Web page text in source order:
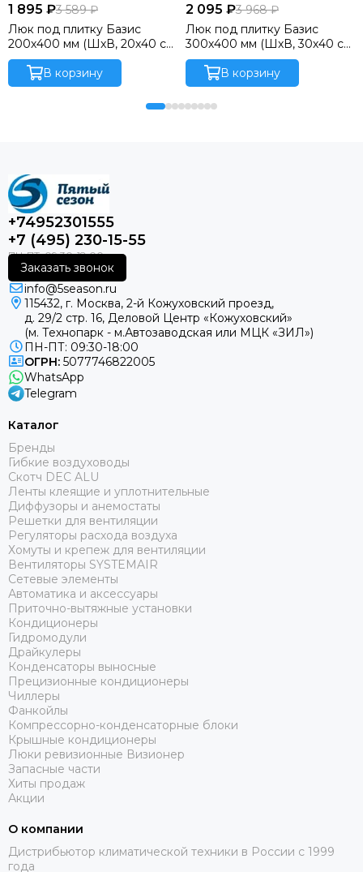
1 895 ₽3 589 ₽
Люк под плитку Базис
200х400 мм (ШxВ, 20х40 см)
нажимной, со съемной
дверцей и уплотнителем,
алюминиевый
В корзину
2 095 ₽3 968 ₽
Люк под плитку Базис
300х400 мм (ШxВ, 30х40 см)
со съемной дверцей и
уплотнителем,
алюминиевый
В корзину
+74952301555
+7 (495) 230-15-55
Заказать звонок
info@5season.ru
115432, г. Москва, 2-й Кожуховский проезд,
д. 29/2 стр. 16, Деловой Центр «Кожуховский»
(м. Технопарк - м.Автозаводская или МЦК «ЗИЛ»)
ПН-ПТ: 09:30-18:00
ОГРН: 5077746822005
WhatsApp
Telegram
Каталог
Бренды
Гибкие воздуховоды
Скотч DEC ALU
Ленты клеящие и уплотнительные
Диффузоры и анемостаты
Решетки для вентиляции
Регуляторы расхода воздуха
Хомуты и крепеж для вентиляции
Вентиляторы SYSTEMAIR
Сетевые элементы
Автоматика и аксессуары
Приточно-вытяжные установки
Кондиционеры
Гидромодули
Драйкулеры
Конденсаторы выносные
Прецизионные кондиционеры
Чиллеры
Фанкойлы
Компрессорно-конденсаторные блоки
Крышные кондиционеры
Люки ревизионные Визионер
Запасные части
Хиты продаж
Акции
О компании
Дистрибьютор климатической техники в России с 1999
года